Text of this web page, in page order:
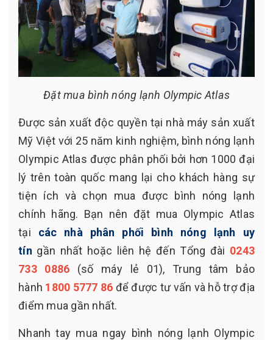
Đặt mua bình nóng lạnh Olympic Atlas
Được sản xuất độc quyền tại nhà máy sản xuất
Mỹ Việt với 25 năm kinh nghiệm, bình nóng lạnh
Olympic Atlas được phân phối bởi hơn 1000 đại
lý trên toàn quốc mang lại cho khách hàng sự
tiện ích và chọn mua được bình nóng lạnh
chính hãng. Bạn nên đặt mua Olympic Atlas
tại các nhà phân phối bình nóng lạnh
uy
tín gần nhất hoặc liên hệ đến Tổng đài 0243
733 0886 (số máy lẻ 01), Trung tâm bảo
hành 1800 5777 86 để được tư vấn và hỗ trợ địa
điểm mua gần nhất.
Nhanh tay mua ngay bình nóng lạnh Olympic